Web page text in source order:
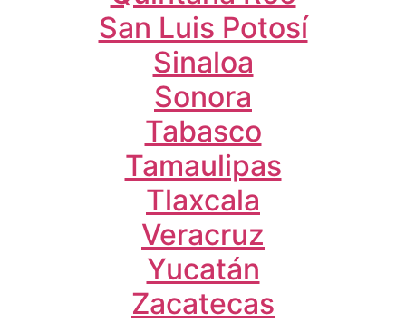
San Luis Potosí
Sinaloa
Sonora
Tabasco
Tamaulipas
Tlaxcala
Veracruz
Yucatán
Zacatecas